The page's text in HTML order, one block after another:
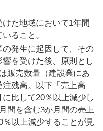
た地域において1年間
ること。
発生に起因して、その
を受けた後、原則とし
販売数量（建設業にあ
残高。以下「売上高
比して20％以上減少し
間を含む3か月間の売上
以上減少することが見